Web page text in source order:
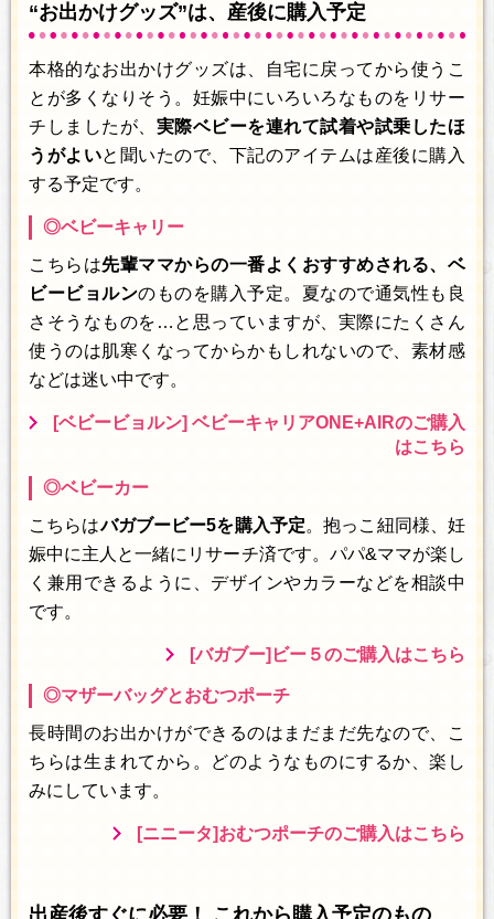
“お出かけグッズ”は、産後に購入予定
本格的なお出かけグッズは、自宅に戻ってから使うこ
とが多くなりそう。妊娠中にいろいろなものをリサー
チしましたが、 実際ベビーを連れて試着や試乗したほ
うがよいと聞いたので、下記のアイテムは産後に購入
する予定です。
◎ベビーキャリー
こちらは先輩ママからの一番よくおすすめされる、ベ
ビービョルンのものを購入予定。夏なので通気性も良
さそうなものを…と思っていますが、実際にたくさん
使うのは肌寒くなってからかもしれないので、素材感
などは迷い中です。
[ベビービョルン] ベビーキャリアONE+AIRのご購入
はこちら
◎ベビーカー
こちらはバガブービー5を購入予定。抱っこ紐同様、妊
娠中に主人と一緒にリサーチ済です。パパ&ママが楽し
く兼用できるように、デザインやカラーなどを相談中
です。
[バガブー]ビー５のご購入はこちら
◎マザーバッグとおむつポーチ
長時間のお出かけができるのはまだまだ先なので、こ
ちらは生まれてから。どのようなものにするか、楽し
みにしています。
[ニニータ]おむつポーチのご購入はこちら
出産後すぐに必要！ これから購入予定のもの